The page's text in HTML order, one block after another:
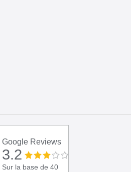
Google Reviews
3.2
Sur la base de 40